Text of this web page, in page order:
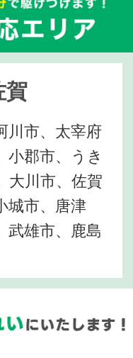
賀
川市、太宰府
小郡市、うき
大川市、佐賀
城市、唐津
武雄市、鹿島